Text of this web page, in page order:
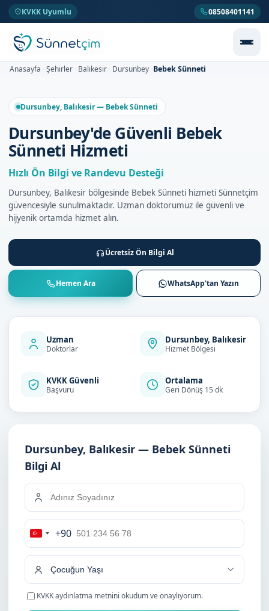
KVKK Uyumlu 08508401141
Anasayfa Şehirler Balıkesir Dursunbey Bebek Sünneti
Dursunbey, Balıkesir — Bebek Sünneti
Dursunbey'de Güvenli Bebek
Sünneti Hizmeti
Hızlı Ön Bilgi ve Randevu Desteği
Dursunbey, Balıkesir bölgesinde Bebek Sünneti hizmeti Sünnetçim
güvencesiyle sunulmaktadır. Uzman doktorumuz ile güvenli ve
hijyenik ortamda hizmet alın.
Ücretsiz Ön Bilgi Al
Hemen Ara WhatsApp'tan Yazın
Uzman
Doktorlar
Dursunbey, Balıkesir
Hizmet Bölgesi
KVKK Güvenli
Başvuru
Ortalama
Geri Dönüş 15 dk
Dursunbey, Balıkesir — Bebek Sünneti
Bilgi Al
Turkey
+90
+90
KVKK aydınlatma metnini okudum ve onaylıyorum.